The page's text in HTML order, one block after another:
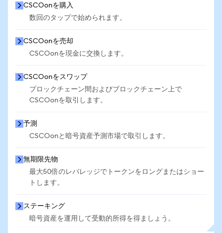
CSCOonを購入
数回のタップで始められます。
CSCOonを売却
CSCOonを現金に交換します。
CSCOonをスワップ
ブロックチェーン間およびブロックチェーン上で
CSCOonを取引します。
予測
CSCOonと暗号資産予測市場で取引します。
無期限先物
最大50倍のレバレッジでトークンをロングまたはショー
トします。
ステーキング
暗号資産を運用して受動的所得を得ましょう。